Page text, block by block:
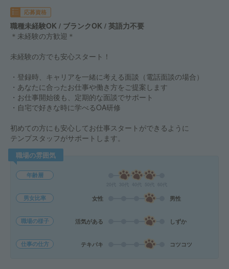
応募資格
職種未経験OK / ブランクOK / 英語力不要
＊未経験の方歓迎＊
未経験の方でも安心スタート！
・登録時、キャリアを一緒に考える面談（電話面談の場合）
・あなたに合ったお仕事や働き方をご提案します
・お仕事開始後も、定期的な面談でサポート
・自宅で好きな時に学べるOA研修
初めての方にも安心してお仕事スタートができるように
テンプスタッフがサポートします。
職場の雰囲気
年齢層
男女比率 女性 男性
職場の様子 活気がある しずか
仕事の仕方 テキパキ コツコツ